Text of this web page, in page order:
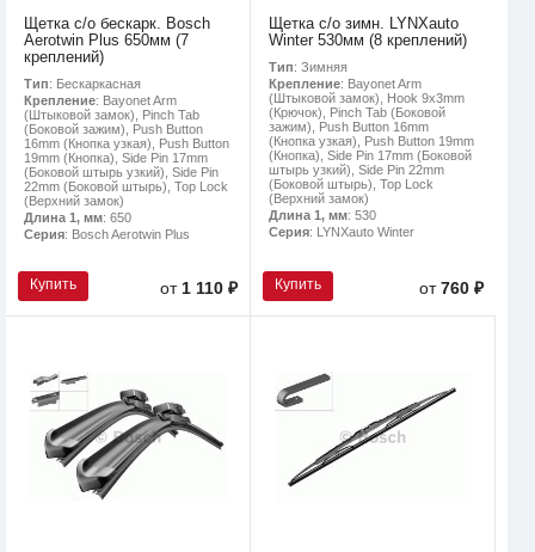
Щетка с/о бескарк. Bosch
Aerotwin Plus 650мм (7
креплений)
Тип: Бескаркасная
Крепление: Bayonet Arm
(Штыковой замок), Pinch Tab
(Боковой зажим), Push Button
16mm (Кнопка узкая), Push Button
19mm (Кнопка), Side Pin 17mm
(Боковой штырь узкий), Side Pin
22mm (Боковой штырь), Top Lock
(Верхний замок)
Длина 1, мм: 650
Серия: Bosch Aerotwin Plus
Купить от 1 110 ₽
Щетка с/о зимн. LYNXauto
Winter 530мм (8 креплений)
Тип: Зимняя
Крепление: Bayonet Arm
(Штыковой замок), Hook 9x3mm
(Крючок), Pinch Tab (Боковой
зажим), Push Button 16mm
(Кнопка узкая), Push Button 19mm
(Кнопка), Side Pin 17mm (Боковой
штырь узкий), Side Pin 22mm
(Боковой штырь), Top Lock
(Верхний замок)
Длина 1, мм: 530
Серия: LYNXauto Winter
Купить от760 ₽